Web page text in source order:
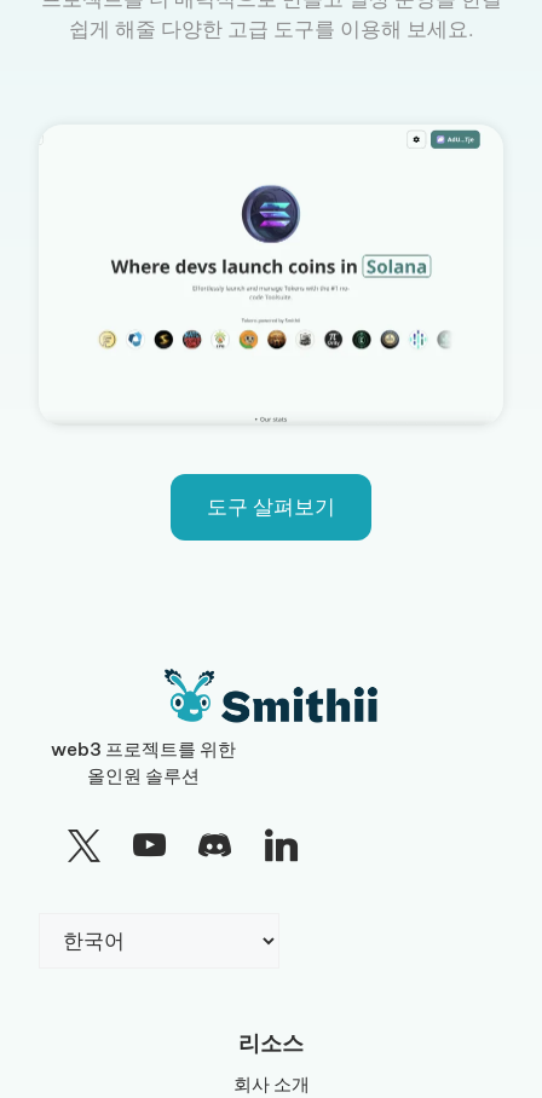
쉽게 해줄 다양한 고급 도구를 이용해 보세요.
도구 살펴보기
web3 프로젝트를 위한
올인원 솔루션
Choose
리소스
회사 소개